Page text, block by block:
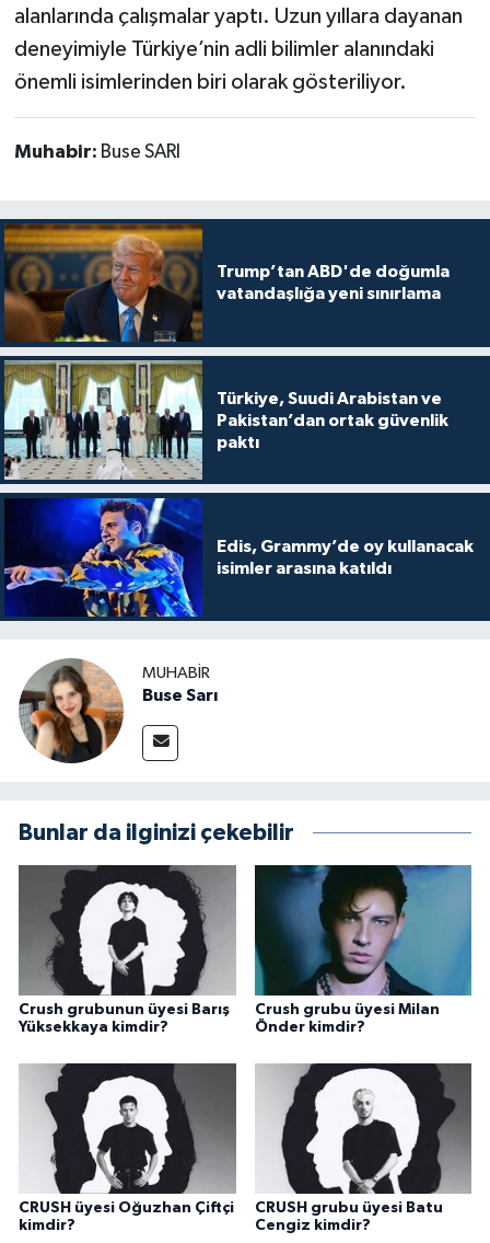
alanlarında çalışmalar yaptı. Uzun yıllara dayanan
deneyimiyle Türkiye’nin adli bilimler alanındaki
önemli isimlerinden biri olarak gösteriliyor.
Muhabir: Buse SARI
Trump’tan ABD'de doğumla
vatandaşlığa yeni sınırlama
Türkiye, Suudi Arabistan ve
Pakistan’dan ortak güvenlik
paktı
Edis, Grammy’de oy kullanacak
isimler arasına katıldı
MUHABIR
Buse Sarı
Bunlar da ilginizi çekebilir
Crush grubunun üyesi Barış
Yüksekkaya kimdir?
Crush grubu üyesi Milan
Önder kimdir?
CRUSH üyesi Oğuzhan Çiftçi
kimdir?
CRUSH grubu üyesi Batu
Cengiz kimdir?